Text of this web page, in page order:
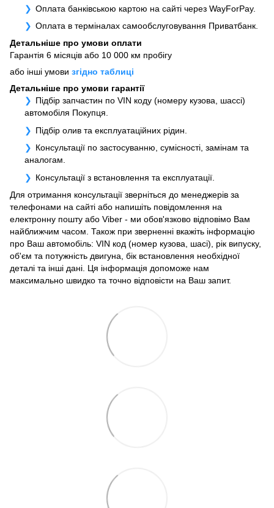
Оплата банківською картою на сайті через WayForPay.
Оплата в терміналах самообслуговування Приватбанк.
Детальніше про умови оплати
Гарантія 6 місяців або 10 000 км пробігу
або інші умови згідно таблиці
Детальніше про умови гарантії
Підбір запчастин по VIN коду (номеру кузова, шассі)
автомобіля Покупця.
Підбір олив та експлуатаційних рідин.
Консультації по застосуванню, сумісності, замінам та
аналогам.
Консультації з встановлення та експлуатації.
Для отримання консультації зверніться до менеджерів за
телефонами на сайті або напишіть повідомлення на
електронну пошту або Viber - ми обов'язково відповімо Вам
найближчим часом. Також при зверненні вкажіть інформацію
про Ваш автомобіль: VIN код (номер кузова, шасі), рік випуску,
об'єм та потужність двигуна, бік встановлення необхідної
деталі та інші дані. Ця інформація допоможе нам
максимально швидко та точно відповісти на Ваш запит.